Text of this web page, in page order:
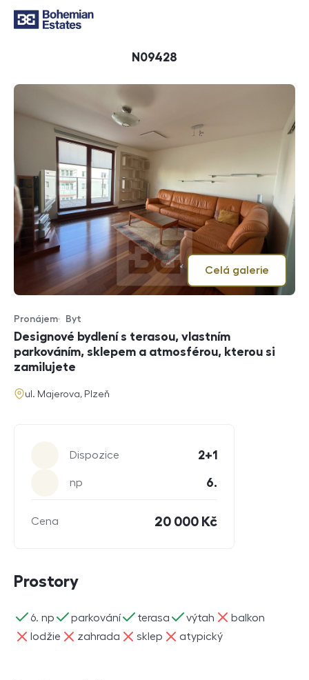
ID
N09428
Celá galerie
Typ nabídky
Pronájem
Typ nemovitosti
Byt
Designové bydlení s terasou, vlastním
parkováním, sklepem a atmosférou, kterou si
zamilujete
adresa
ul. Majerova, Plzeň
Dispozice 2+1
np 6.
Cena 20 000 Kč
Prostory
6. np
ano parkování
ano terasa
ano výtah
ano balkon
ne
lodžie
ne zahrada
ne sklep
ne atypický
ne